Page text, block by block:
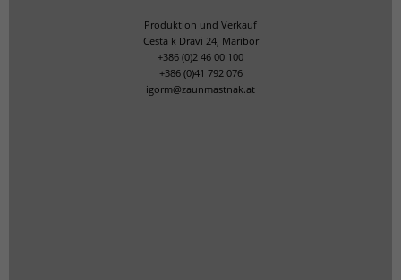
Produktion und Verkauf
Cesta k Dravi 24, Maribor
+386 (0)2 46 00 100
+386 (0)41 792 076
igorm@zaunmastnak.at